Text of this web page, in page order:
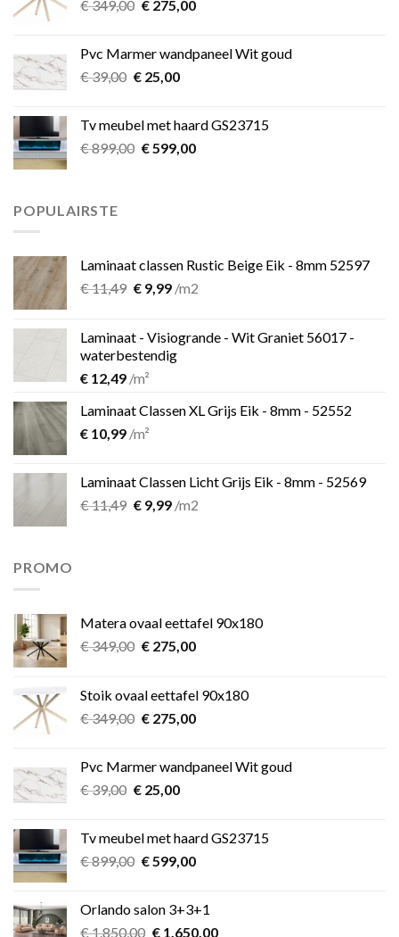
€349,00 Oorspronkelijke
€ 349,00.
€275,00Huidige
€ 275,00.
Pvc Marmer wandpaneel Wit goud
€39,00 Oorspronkelijke
€ 39,00.
€25,00Huidige
€ 25,00.
Tv meubel met haard GS23715
€899,00 Oorspronkelijke
€599,00Huidige
POPULAIRSTE
Laminaat classen Rustic Beige Eik - 8mm 52597
€11,49 Oorspronkelijke
€ 11,49.
€9,99Huidige
€ 9,99.
/m2
Laminaat - Visiogrande - Wit Graniet 56017 -
waterbestendig
€ 12,49 /m²
Laminaat Classen XL Grijs Eik - 8mm - 52552
€ 10,99 /m²
Laminaat Classen Licht Grijs Eik - 8mm - 52569
€11,49 Oorspronkelijke
€9,99Huidige
/m2
PROMO
Matera ovaal eettafel 90x180
€349,00 Oorspronkelijke
€ 349,00.
€275,00Huidige
€ 275,00.
Stoik ovaal eettafel 90x180
€349,00 Oorspronkelijke
€ 349,00.
€275,00Huidige
€ 275,00.
Pvc Marmer wandpaneel Wit goud
€39,00 Oorspronkelijke
€ 39,00.
€25,00Huidige
€ 25,00.
Tv meubel met haard GS23715
€899,00 Oorspronkelijke
€ 899,00.
€599,00Huidige
€ 599,00.
Orlando salon 3+3+1
€1.850,00 Oorspronkelijke
€1.650,00Huidige